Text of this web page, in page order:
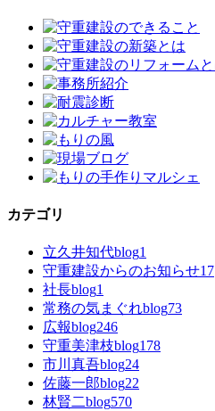
カテゴリ
立久井知代blog1
守重建設からのお知らせ17
社長blog1
常務の気まぐれblog73
広報blog246
守重美津枝blog178
市川真吾blog24
佐藤一郎blog22
林賢二blog570